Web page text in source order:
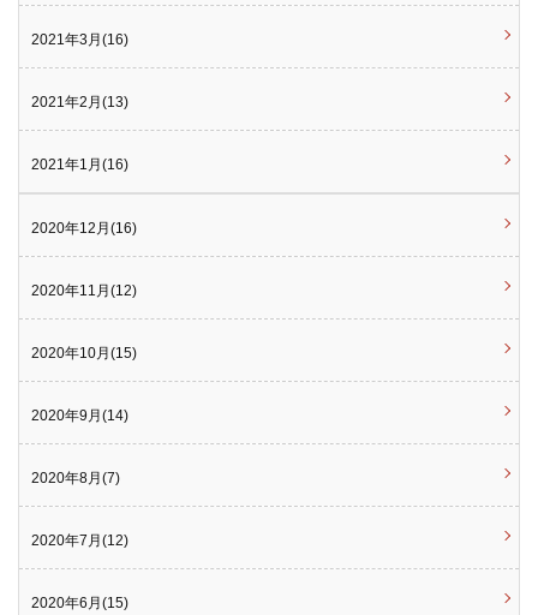
2021年3月(16)
2021年2月(13)
2021年1月(16)
2020年12月(16)
2020年11月(12)
2020年10月(15)
2020年9月(14)
2020年8月(7)
2020年7月(12)
2020年6月(15)